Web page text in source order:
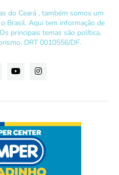
do Ceará , também somos um
Brasil. Aqui tem informação de
principais temas são política,
DRT 0010556/DF.